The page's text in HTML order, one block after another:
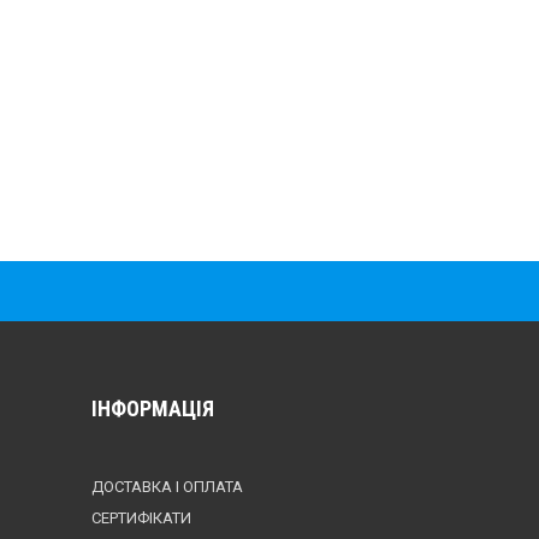
ІНФОРМАЦІЯ
ДОСТАВКА І ОПЛАТА
СЕРТИФІКАТИ